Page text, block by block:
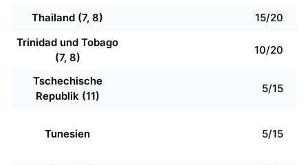
Thailand (7, 8)
15/20
Trinidad und Tobago
(7, 8)
10/20
Tschechische
Republik (11)
5/15
Tunesien 5/15